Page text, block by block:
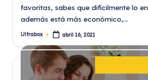
favoritas, sabes que difícilmente lo
además está más económico,…
Publicado
Ultrabox abril 16, 2021